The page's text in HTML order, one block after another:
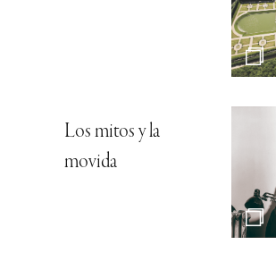
Los mitos y la
movida